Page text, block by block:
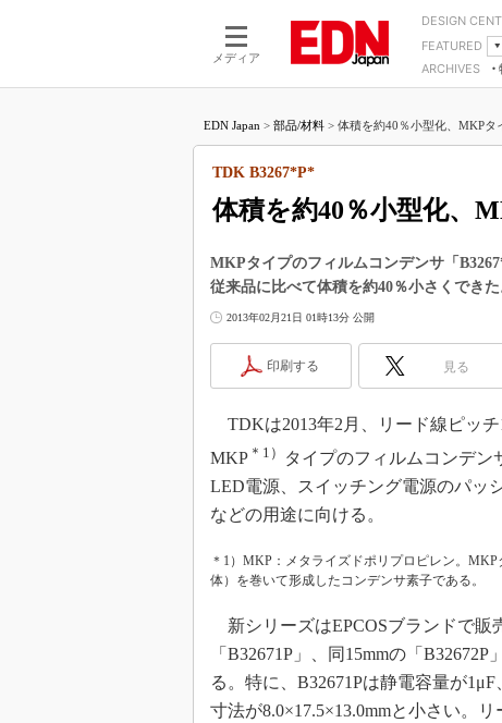
メディア
DESIGN
モーターLSI
FEATURED
つながるクルマ
エレクトロニクス入門
医療エレ（EE Times Japan）
製品解剖（EE Times Japan）
ARCHIVES
マイクロプロセッサ懐古録
たった2つの式で始めるDC/
バーターの設計
DC-DCコンバーター活用講
Wired, Weird
マイコン講座
Q&Aで学ぶマイコン講座
記録計／データロガーの基
アナログ設計のきほん／
ズ編
めざせ高効率！ モーター駆動
Bluetooth mesh入門
最新記事一覧
計測器メーカーから見た5G
USB Type-Cの登場で評価試
EDN Japan > 部品/材料 > 体積を約40％小型化、MKPタ
体積を約40％小型化、
TDK B3267*P*
MKPタイプのフィルムコンデンサ「
従来品に比べて体積を約40％小さくできた
2013年02月21日 01時13分 公開
印刷する 見る
TDKは2013年2月、リード線ピッ
MKP ＊1）
タイプのフィルムコンデン
LED電源、スイッチング電源のパッ
などの用途に向ける。
＊1）MKP：メタライズドポリプロピレン。
体）を巻いて形成したコンデンサ素子である。
新シリーズはEPCOSブランドで販
「B32671P」、同15mmの「
る。特に、B32671Pは静電容量が
寸法が8.0×17.5×13.0mmと小さい。